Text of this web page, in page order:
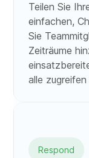
Teilen Sie
einfachen,
Sie
Zeiträume
alle
Respond